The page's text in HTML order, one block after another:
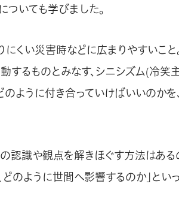
いても学びました。
にくい災害時などに広まりやすいこ
するものとみなす、シニシズム(冷笑
のように付き合っていけばいいのか
認識や観点を解きほぐす方法はある
のように世間へ影響するのか」とい